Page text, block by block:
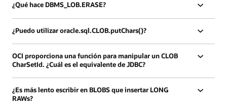
¿Qué hace DBMS_LOB.ERASE?
¿Puedo utilizar oracle.sql.CLOB.putChars()?
OCI proporciona una función para manipular un CLOB
CharSetId. ¿Cuál es el equivalente de JDBC?
¿Es más lento escribir en BLOBS que insertar LONG
RAWs?